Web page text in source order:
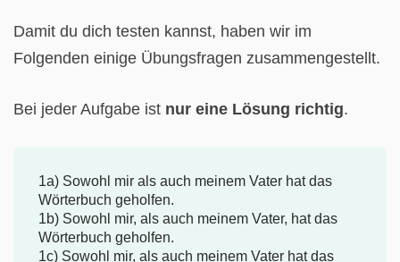
Damit du dich testen kannst, haben wir im
Folgenden einige Übungsfragen zusammengestellt.
Bei jeder Aufgabe ist nur eine Lösung richtig.
1a) Sowohl mir als auch meinem Vater hat das
Wörterbuch geholfen.
1b) Sowohl mir, als auch meinem Vater, hat das
Wörterbuch geholfen.
1c) Sowohl mir, als auch meinem Vater hat das